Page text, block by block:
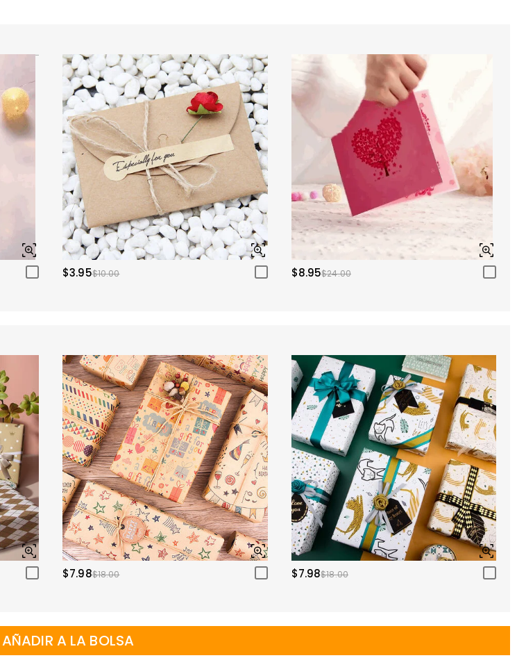
$3.95$10.00 $8.95$24.00
$7.98$18.00 $7.98$18.00
AÑADIR A LA BOLSA